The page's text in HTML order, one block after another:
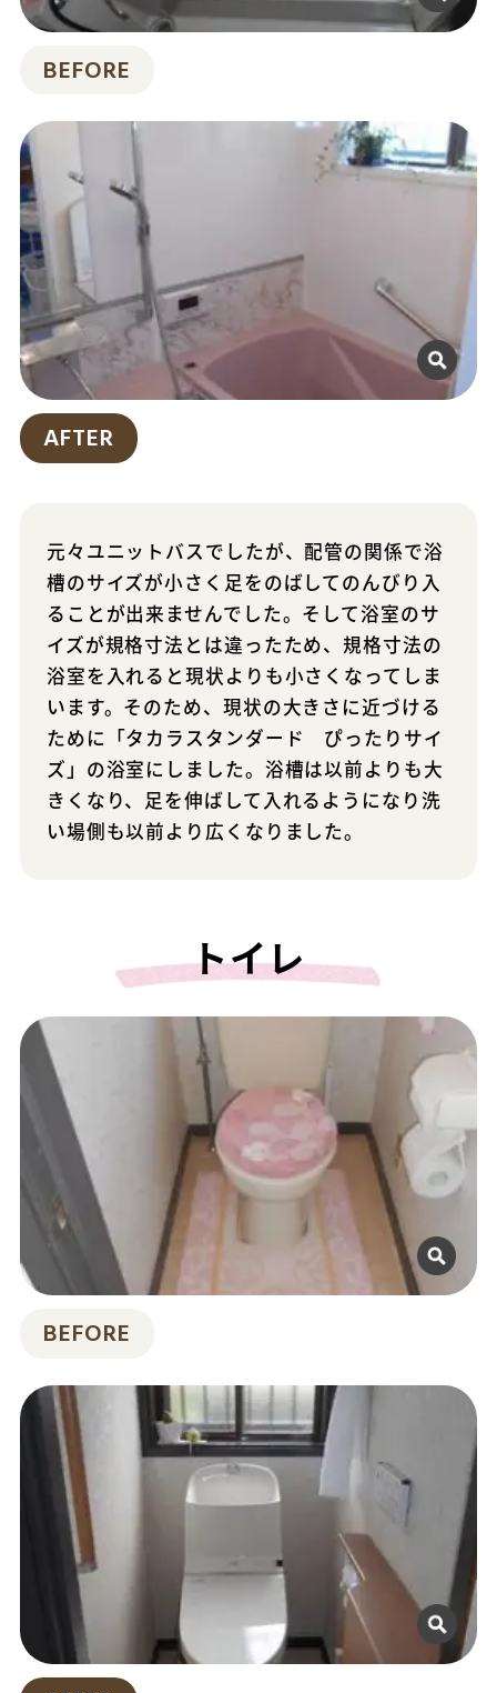
BEFORE
AFTER
元々ユニットバスでしたが、配管の関係で浴
槽のサイズが小さく足をのばしてのんびり入
ることが出来ませんでした。そして浴室のサ
イズが規格寸法とは違ったため、規格寸法の
浴室を入れると現状よりも小さくなってしま
います。そのため、現状の大きさに近づける
ために「タカラスタンダード ぴったりサイ
ズ」の浴室にしました。浴槽は以前よりも大
きくなり、足を伸ばして入れるようになり洗
い場側も以前より広くなりました。
トイレ
BEFORE